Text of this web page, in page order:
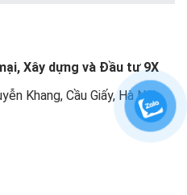
Xây dựng và Đầu tư 9X
Khang, Cầu Giấy, Hà Nội